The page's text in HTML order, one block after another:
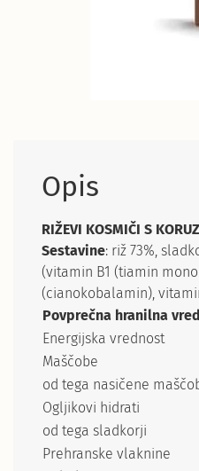
Opis
RIŽEVI KOSMIČI S K
Sestavine: riž 73%,
(vitamin B1 (tiamin
(cianokobalamin),
Povprečna hranilna
Energijska vrednost
Maščobe
od tega nasičene
Ogljikovi hidrati
od tega sladkorji
Prehranske vlaknine